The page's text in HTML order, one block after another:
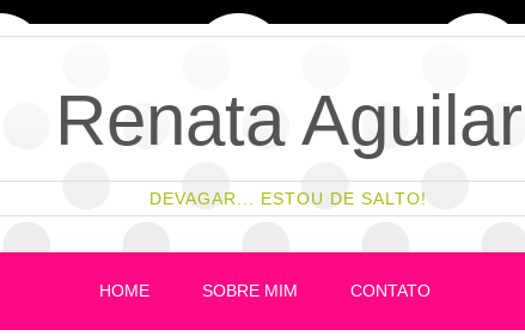
Renata Aguilar
DEVAGAR... ESTOU DE SALTO!
HOME SOBRE MIM CONTATO